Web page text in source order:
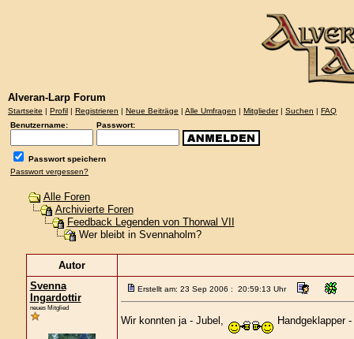
Alveran-Larp Forum
Startseite | Profil | Registrieren | Neue Beiträge | Alle Umfragen | Mitglieder| Suchen | FAQ
Benutzername:
Passwort:
Passwort speichern
Passwort vergessen?
Alle Foren
Archivierte Foren
Feedback Legenden von Thorwal VII
Wer bleibt in Svennaholm?
Autor
Svenna
Ingardottir
neues Mitglied
Erstellt am: 23 Sep 2006 : 20:59:13 Uhr
Wir konnten ja - Jubel, Handgeklapper